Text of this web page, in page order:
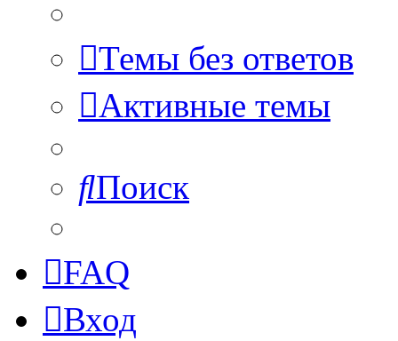
Темы без ответов
Активные темы
Поиск
FAQ
Вход